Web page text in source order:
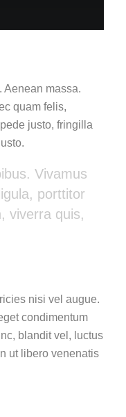
Aenean massa.
quam felis,
justo, fringilla
Vivamus
porttitor
viverra quis,
nisi vel augue.
condimentum
blandit vel, luctus
ut libero venenatis